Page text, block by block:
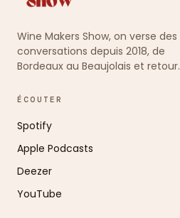
Wine Makers Show, on verse des
conversations depuis 2018, de
Bordeaux au Beaujolais et retour.
ÉCOUTER
Spotify
Apple Podcasts
Deezer
YouTube